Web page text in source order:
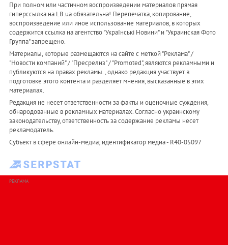
При полном или частичном воспроизведении материалов прямая
гиперссылка на LB.ua обязательна! Перепечатка, копирование,
воспроизведение или иное использование материалов, в которых
содержится ссылка на агентство "Українськi Новини" и "Украинская Фото
Группа" запрещено.
Материалы, которые размещаются на сайте с меткой "Реклама" /
"Новости компаний" / "Пресрелиз" / "Promoted", являются рекламными и
публикуются на правах рекламы. , однако редакция участвует в
подготовке этого контента и разделяет мнения, высказанные в этих
материалах.
Редакция не несет ответственности за факты и оценочные суждения,
обнародованные в рекламных материалах. Согласно украинскому
законодательству, ответственность за содержание рекламы несет
рекламодатель.
Субъект в сфере онлайн-медиа; идентификатор медиа - R40-05097
РЕКЛАМА